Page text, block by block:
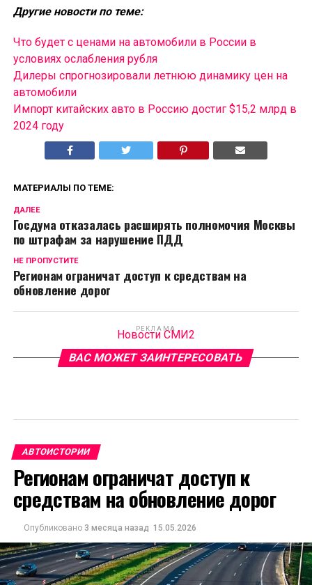
Другие новости по теме:
Что будет с ценами на автомобили в России в
условиях ослабления рубля
Дилеры спрогнозировали летнюю динамику цен на
автомобили
Импорт китайских авто в Россию достиг $15,2 млрд в
2024 году
МАТЕРИАЛЫ ПО ТЕМЕ:
ДАЛЕЕ
Госдума отказалась расширять полномочия Москвы
по штрафам за нарушение ПДД
НЕ ПРОПУСТИТЕ
Регионам ограничат доступ к средствам на
обновление дорог
РЕКЛАМА
Новости СМИ2
ВАС МОЖЕТ ЗАИНТЕРЕСОВАТЬ
АВТОИСТОРИИ
Регионам ограничат доступ к
средствам на обновление дорог
Опубликовано 3 месяца назад 15.05.2026